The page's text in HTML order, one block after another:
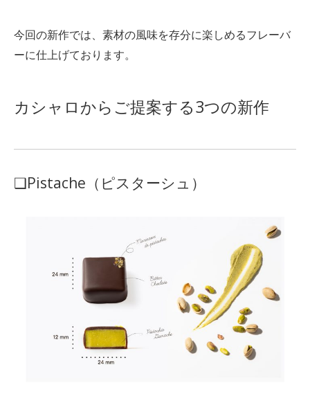
今回の新作では、素材の風味を存分に楽しめるフレーバ
ーに仕上げております。
カシャロからご提案する3つの新作
❑Pistache（ピスターシュ）